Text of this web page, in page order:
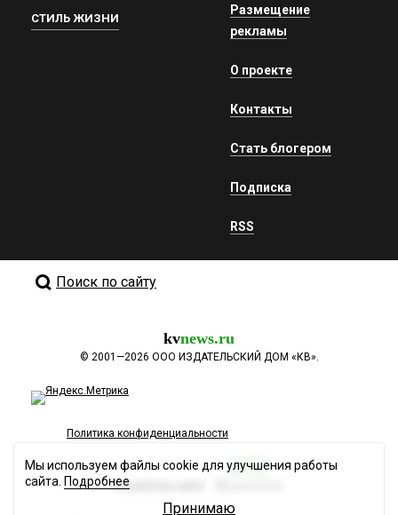
СТИЛЬ ЖИЗНИ
Размещение
рекламы
О проекте
Контакты
Стать блогером
Подписка
RSS
Поиск по сайту
kvnews.ru
© 2001—2026 ООО ИЗДАТЕЛЬСКИЙ ДОМ «КВ».
Политика конфиденциальности
Разработка сайта
Мы используем файлы cookie для улучшения работы
сайта. Подробнее
Принимаю